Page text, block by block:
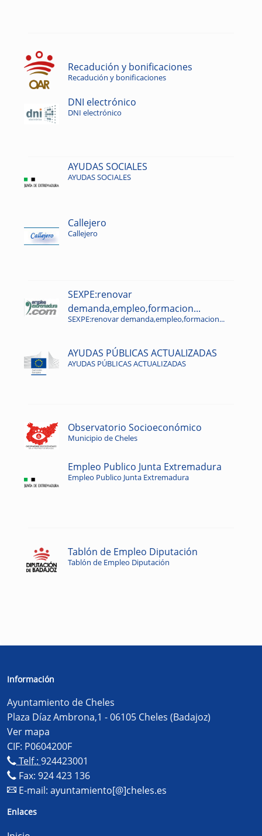
Recadución y bonificaciones
Recadución y bonificaciones
DNI electrónico
DNI electrónico
AYUDAS SOCIALES
AYUDAS SOCIALES
Callejero
Callejero
SEXPE:renovar
demanda,empleo,formacion...
SEXPE:renovar demanda,empleo,formacion...
AYUDAS PÚBLICAS ACTUALIZADAS
AYUDAS PÚBLICAS ACTUALIZADAS
Observatorio Socioeconómico
Municipio de Cheles
Empleo Publico Junta Extremadura
Empleo Publico Junta Extremadura
Tablón de Empleo Diputación
Tablón de Empleo Diputación
Información
Ayuntamiento de Cheles
Plaza Díaz Ambrona,1 - 06105 Cheles (Badajoz)
Ver mapa
CIF: P0604200F
Telf.: 924423001
Fax: 924 423 136
E-mail: ayuntamiento[@]cheles.es
Enlaces